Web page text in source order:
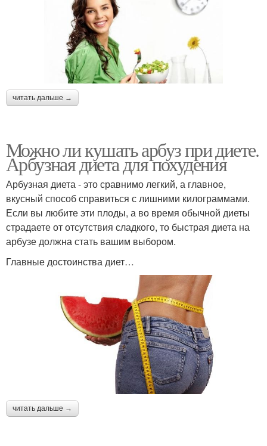
читать дальше →
Можно ли кушать арбуз при диете.
Арбузная диета для похудения
Арбузная диета - это сравнимо легкий, а главное,
вкусный способ справиться с лишними килограммами.
Если вы любите эти плоды, а во время обычной диеты
страдаете от отсутствия сладкого, то быстрая диета на
арбузе должна стать вашим выбором.
Главные достоинства диет…
читать дальше →